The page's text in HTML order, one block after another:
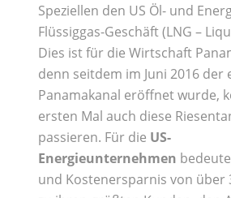
Speziellen den US Öl- und
Flüssiggas-Geschäft (LNG –
Dies ist für die Wirtschaft
denn seitdem im Juni 2016 der
Panamakanal eröffnet wurde,
ersten Mal auch diese
passieren. Für die US-
Energieunternehmen
und Kostenersparnis von über